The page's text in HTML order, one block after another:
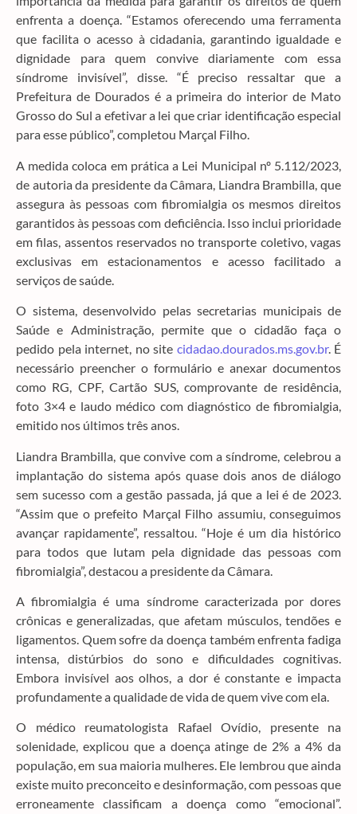
enfrenta a doença. “Estamos oferecendo uma ferramenta
que facilita o acesso à cidadania, garantindo igualdade e
dignidade para quem convive diariamente com essa
síndrome invisível”, disse. “É preciso ressaltar que a
Prefeitura de Dourados é a primeira do interior de Mato
Grosso do Sul a efetivar a lei que criar identificação especial
para esse público”, completou Marçal Filho.
A medida coloca em prática a Lei Municipal nº 5.112/2023,
de autoria da presidente da Câmara, Liandra Brambilla, que
assegura às pessoas com fibromialgia os mesmos direitos
garantidos às pessoas com deficiência. Isso inclui prioridade
em filas, assentos reservados no transporte coletivo, vagas
exclusivas em estacionamentos e acesso facilitado a
serviços de saúde.
O sistema, desenvolvido pelas secretarias municipais de
Saúde e Administração, permite que o cidadão faça o
pedido pela internet, no site cidadao.dourados.ms.gov.br. É
necessário preencher o formulário e anexar documentos
como RG, CPF, Cartão SUS, comprovante de residência,
foto 3×4 e laudo médico com diagnóstico de fibromialgia,
emitido nos últimos três anos.
Liandra Brambilla, que convive com a síndrome, celebrou a
implantação do sistema após quase dois anos de diálogo
sem sucesso com a gestão passada, já que a lei é de 2023.
“Assim que o prefeito Marçal Filho assumiu, conseguimos
avançar rapidamente”, ressaltou. “Hoje é um dia histórico
para todos que lutam pela dignidade das pessoas com
fibromialgia”, destacou a presidente da Câmara.
A fibromialgia é uma síndrome caracterizada por dores
crônicas e generalizadas, que afetam músculos, tendões e
ligamentos. Quem sofre da doença também enfrenta fadiga
intensa, distúrbios do sono e dificuldades cognitivas.
Embora invisível aos olhos, a dor é constante e impacta
profundamente a qualidade de vida de quem vive com ela.
O médico reumatologista Rafael Ovídio, presente na
solenidade, explicou que a doença atinge de 2% a 4% da
população, em sua maioria mulheres. Ele lembrou que ainda
existe muito preconceito e desinformação, com pessoas que
erroneamente classificam a doença como “emocional”.